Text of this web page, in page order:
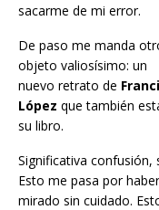
sacarme de mi error.
De paso me manda
objeto valiosísimo: un
nuevo retrato de
López que también
su libro.
Significativa confusión,
Esto me pasa por haber
mirado sin cuidado.